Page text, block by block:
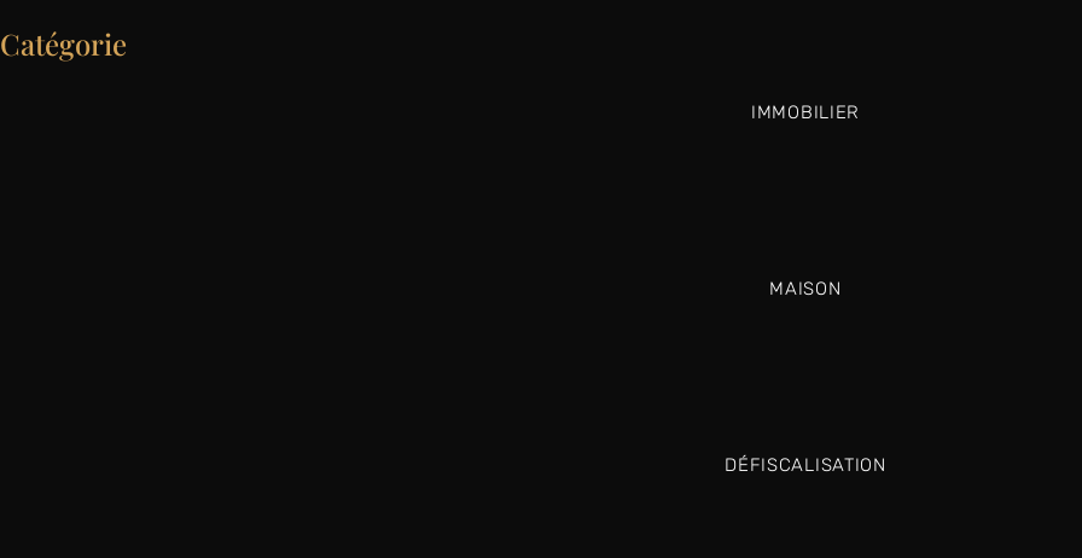
Catégorie
IMMOBILIER
MAISON
DÉFISCALISATION